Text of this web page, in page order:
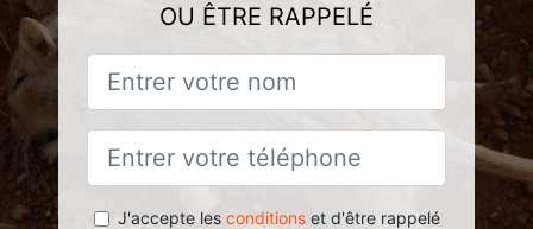
OU ÊTRE RAPPELÉ
J'accepte les conditionset d'être rappelé